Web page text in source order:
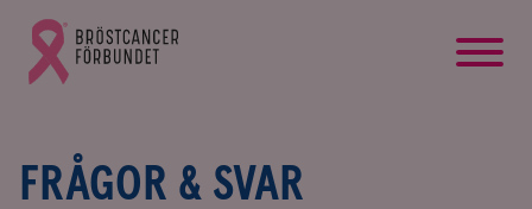
Gå
till
Bröstcancerförbundets
FRÅGOR & SVAR